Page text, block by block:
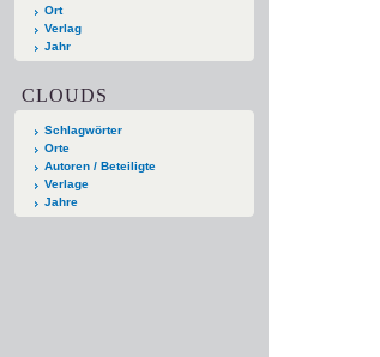
Ort
Verlag
Jahr
CLOUDS
Schlagwörter
Orte
Autoren / Beteiligte
Verlage
Jahre